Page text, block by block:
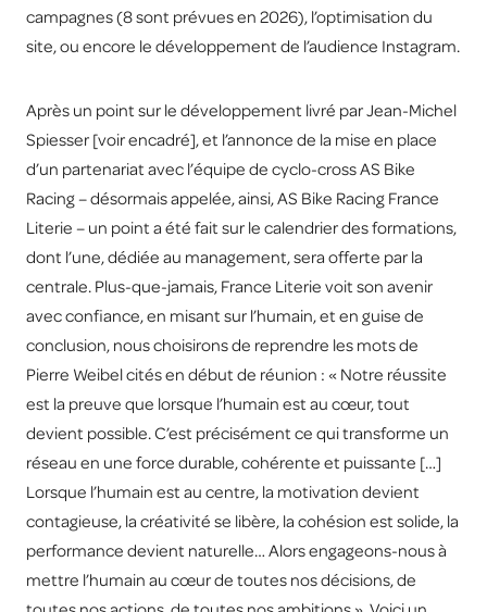
campagnes (8 sont prévues en 2026), l’optimisation du
site, ou encore le développement de l’audience Instagram.
Après un point sur le développement livré par Jean-Michel
Spiesser [voir encadré], et l’annonce de la mise en place
d’un partenariat avec l’équipe de cyclo-cross AS Bike
Racing – désormais appelée, ainsi, AS Bike Racing France
Literie – un point a été fait sur le calendrier des formations,
dont l’une, dédiée au management, sera offerte par la
centrale. Plus-que-jamais, France Literie voit son avenir
avec confiance, en misant sur l’humain, et en guise de
conclusion, nous choisirons de reprendre les mots de
Pierre Weibel cités en début de réunion : « Notre réussite
est la preuve que lorsque l’humain est au cœur, tout
devient possible. C’est précisément ce qui transforme un
réseau en une force durable, cohérente et puissante […]
Lorsque l’humain est au centre, la motivation devient
contagieuse, la créativité se libère, la cohésion est solide, la
performance devient naturelle… Alors engageons-nous à
mettre l’humain au cœur de toutes nos décisions, de